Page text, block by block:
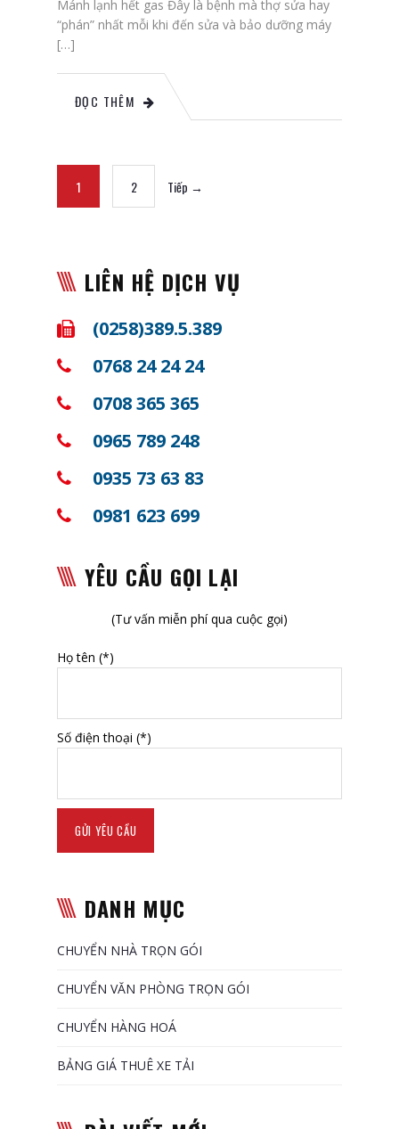
Mánh lạnh hết gas Đây là bệnh mà thợ sửa hay
“phán” nhất mỗi khi đến sửa và bảo dưỡng máy
[…]
ĐỌC THÊM
1 2 Tiếp →
LIÊN HỆ DỊCH VỤ
(0258)389.5.389
0768 24 24 24
0708 365 365
0965 789 248
0935 73 63 83
0981 623 699
YÊU CẦU GỌI LẠI
(Tư vấn miễn phí qua cuộc gọi)
Họ tên (*)
Số điện thoại (*)
DANH MỤC
CHUYỂN NHÀ TRỌN GÓI
CHUYỂN VĂN PHÒNG TRỌN GÓI
CHUYỂN HÀNG HOÁ
BẢNG GIÁ THUÊ XE TẢI